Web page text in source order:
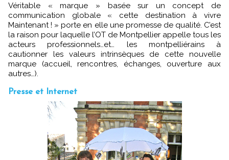
Véritable « marque » basée sur un concept de
communication globale « cette destination à vivre
Maintenant ! » porte en elle une promesse de qualité. C’est
la raison pour laquelle l’OT de Montpellier appelle tous les
acteurs professionnels…et… les montpelliérains à
cautionner les valeurs intrinsèques de cette nouvelle
marque (accueil, rencontres, échanges, ouverture aux
autres…).
Presse et Internet